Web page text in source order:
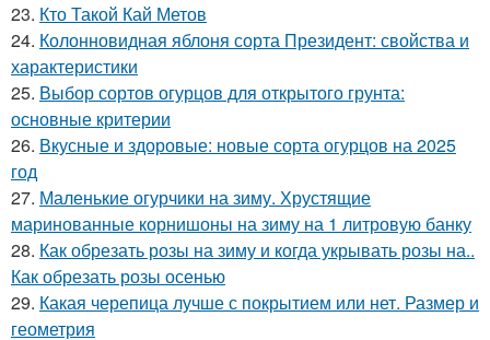
23. Кто Такой Кай Метов
24. Колонновидная яблоня сорта Президент: свойства и
характеристики
25. Выбор сортов огурцов для открытого грунта:
основные критерии
26. Вкусные и здоровые: новые сорта огурцов на 2025
год
27. Маленькие огурчики на зиму. Хрустящие
маринованные корнишоны на зиму на 1 литровую банку
28. Как обрезать розы на зиму и когда укрывать розы на..
Как обрезать розы осенью
29. Какая черепица лучше с покрытием или нет. Размер и
геометрия